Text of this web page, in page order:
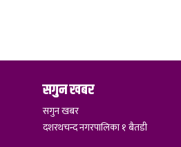
सगुन खबर
सगुन खबर
दशरथचन्द नगरपालिका १ बैतडी